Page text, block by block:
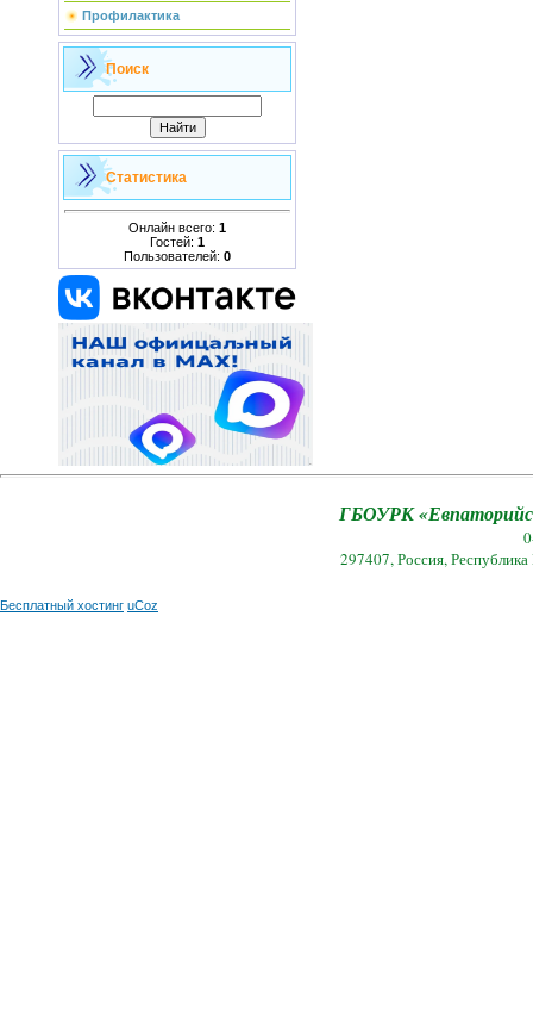
Профилактика
Поиск
Статистика
Онлайн всего: 1
Гостей: 1
Пользователей: 0
ГБОУРК
297407, Россия,
Бесплатный хостинг uCoz